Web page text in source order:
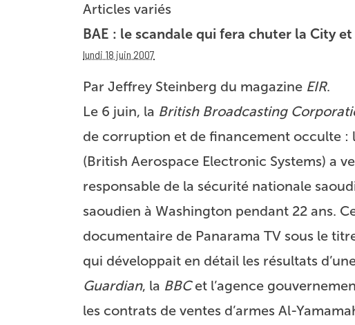
Articles variés
BAE : le scandale qui fera chuter la City
lundi 18 juin 2007
Par Jeffrey Steinberg du magazine EIR.
Le 6 juin, la British Broadcasting
de corruption et de financement occulte :
(British Aerospace Electronic Systems) a
responsable de la sécurité nationale
saoudien à Washington pendant 22 ans.
documentaire de Panarama TV sous le
qui développait en détail les résultats
Guardian, la BBCet l’agence
les contrats de ventes d’armes Al-